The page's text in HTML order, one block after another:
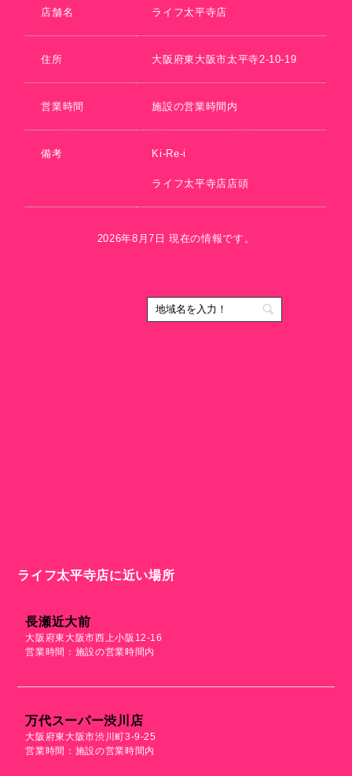
店舗名 ライフ太平寺店
住所 大阪府東大阪市太平寺2-10-19
営業時間 施設の営業時間内
備考 Ki-Re-i
ライフ太平寺店店頭
2026年8月7日 現在の情報です。
ライフ太平寺店に近い場所
長瀬近大前
大阪府東大阪市西上小阪12-16
営業時間：施設の営業時間内
万代スーパー渋川店
大阪府東大阪市渋川町3-9-25
営業時間：施設の営業時間内